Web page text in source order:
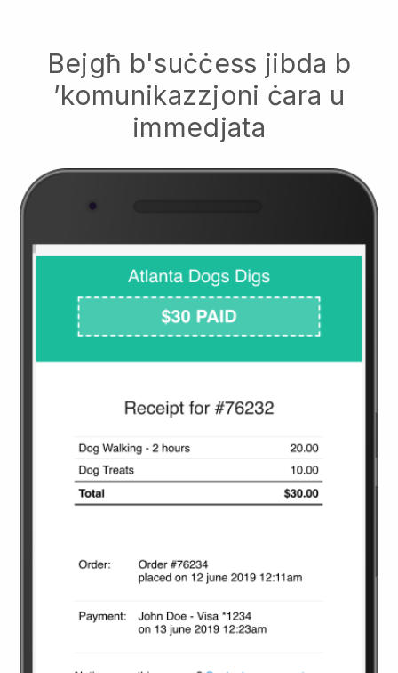
Bejgħ b'suċċess jibda b
’komunikazzjoni ċara u
immedjata